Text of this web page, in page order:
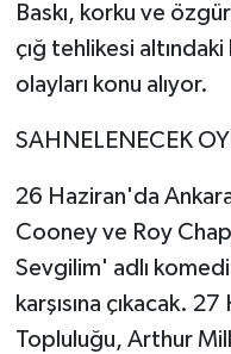
Baskı, korku ve
çığ tehlikesi
olayları konu alıyor.
SAHNELENECEK
26 Haziran'da
Cooney ve Roy
Sevgilim' adlı
karşısına çıkacak.
Topluluğu, Arthur